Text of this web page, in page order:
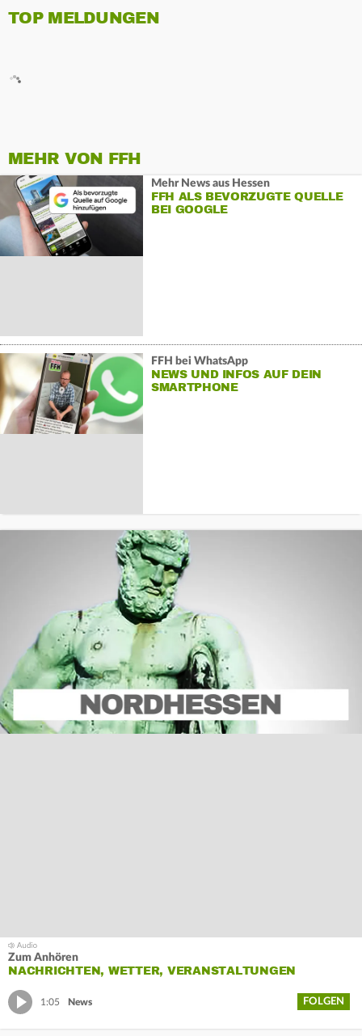
TOP MELDUNGEN
MEHR VON FFH
Mehr News aus Hessen
FFH ALS BEVORZUGTE QUELLE
BEI GOOGLE
FFH bei WhatsApp
NEWS UND INFOS AUF DEIN
SMARTPHONE
Zum Anhören
NACHRICHTEN, WETTER, VERANSTALTUNGEN
1:05 News FOLGEN